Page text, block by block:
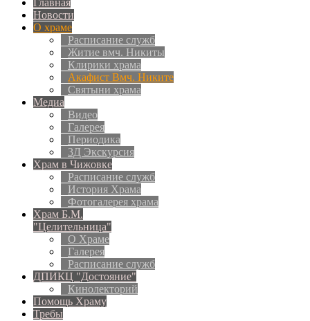
Главная
Новости
О храме
Расписание служб
Житие вмч. Никиты
Клирики храма
Акафист Вмч. Никите
Святыни храма
Медиа
Видео
Галерея
Периодика
3Д Экскурсия
Храм в Чижовке
Расписание служб
История Храма
Фотогалерея храма
Храм Б.М.
"Целительница"
О Храме
Галерея
Расписание служб
ДПИКЦ "Достояние"
Кинолекторий
Помощь Храму
Требы